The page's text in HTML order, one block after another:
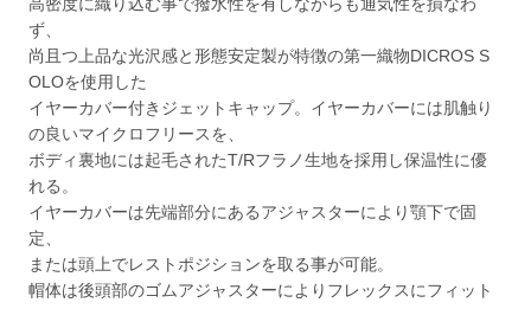
高密度に織り込む事で撥水性を有しながらも通気性を損なわ
ず、
尚且つ上品な光沢感と形態安定製が特徴の第一織物DICROS S
OLOを使用した
イヤーカバー付きジェットキャップ。イヤーカバーには肌触り
の良いマイクロフリースを、
ボディ裏地には起毛されたT/Rフラノ生地を採用し保温性に優
れる。
イヤーカバーは先端部分にあるアジャスターにより顎下で固
定、
または頭上でレストポジションを取る事が可能。
帽体は後頭部のゴムアジャスターによりフレックスにフィット